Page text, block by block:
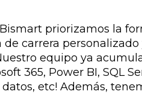
priorizamos la
carrera personalizado
equipo ya
365, Power BI, SQL
etc! Además, t